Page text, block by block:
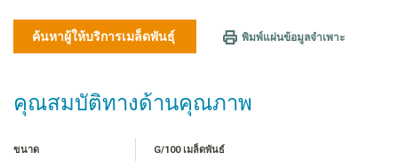
TIẾNG VIỆT
ค้นหาผู้ให้บริการเมล็ดพันธุ์ พิมพ์แผ่นข้อมูลจำเพาะ
คุณสมบัติทางด้านคุณภาพ
ขนาด G/100 เมล็ดพันธ์